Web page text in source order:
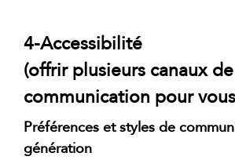
4-Accessibilité
(offrir plusieurs canaux de
communication pour
Préférences et styles de
génération